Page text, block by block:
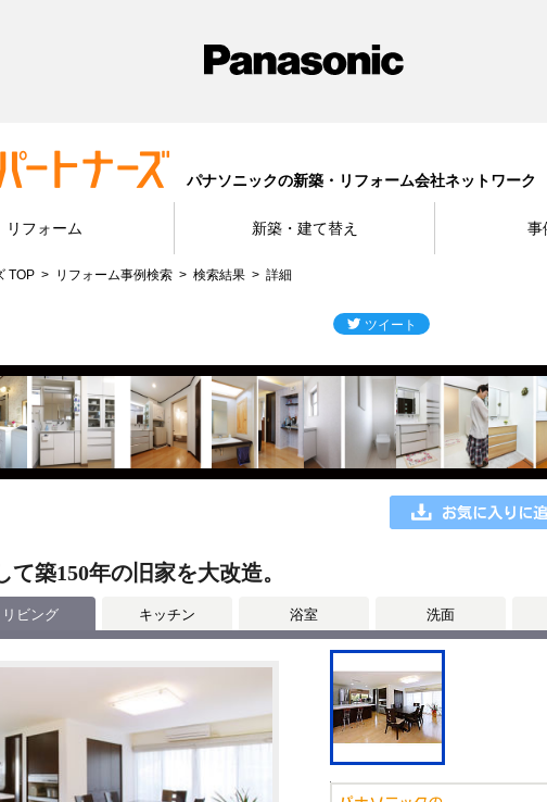
パナソニックの新築・リフォーム会社ネットワーク
リフォーム 新築・建て替え 事
TOP リフォーム事例検索 検索結果 詳細
築150年の旧家を大改造。
リビング キッチン 浴室 洗面